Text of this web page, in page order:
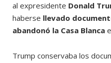
al expresidente Donald
haberse llevado
abandonó la Casa Blanca
Trump conservaba los